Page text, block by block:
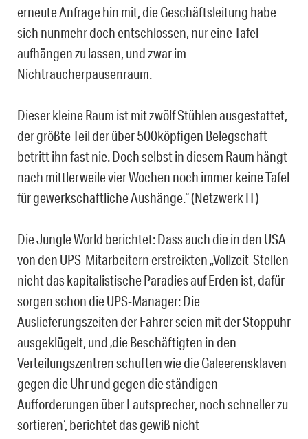
erneute Anfrage hin mit, die Geschäftsleitung habe
sich nunmehr doch entschlossen, nur eine Tafel
aufhängen zu lassen, und zwar im
Nichtraucherpausenraum.
Dieser kleine Raum ist mit zwölf Stühlen ausgestattet,
der größte Teil der über 500köpfigen Belegschaft
betritt ihn fast nie. Doch selbst in diesem Raum hängt
nach mittlerweile vier Wochen noch immer keine Tafel
für gewerkschaftliche Aushänge.“ (Netzwerk IT)
Die Jungle World berichtet: Dass auch die in den USA
von den UPS-Mitarbeitern erstreikten „Vollzeit-Stellen
nicht das kapitalistische Paradies auf Erden ist, dafür
sorgen schon die UPS-Manager: Die
Auslieferungszeiten der Fahrer seien mit der Stoppuhr
ausgeklügelt, und ‚die Beschäftigten in den
Verteilungszentren schuften wie die Galeerensklaven
gegen die Uhr und gegen die ständigen
Aufforderungen über Lautsprecher, noch schneller zu
sortieren‘, berichtet das gewiß nicht